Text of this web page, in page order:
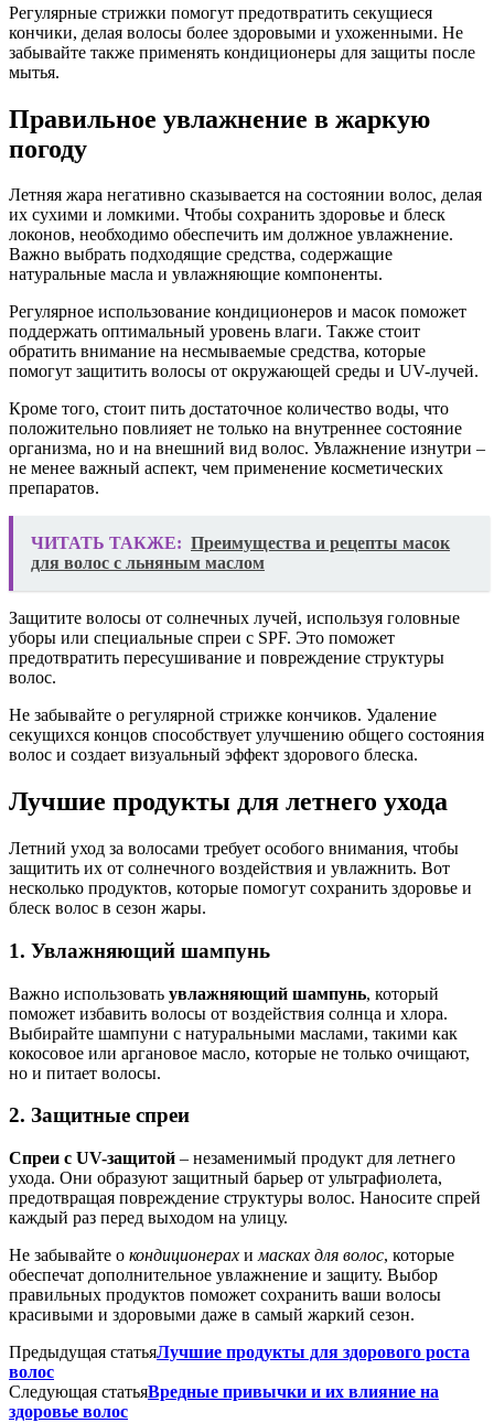
Регулярные стрижки помогут предотвратить секущиеся
кончики, делая волосы более здоровыми и ухоженными. Не
забывайте также применять кондиционеры для защиты после
мытья.
Правильное увлажнение в жаркую
погоду
Летняя жара негативно сказывается на состоянии волос, делая
их сухими и ломкими. Чтобы сохранить здоровье и блеск
локонов, необходимо обеспечить им должное увлажнение.
Важно выбрать подходящие средства, содержащие
натуральные масла и увлажняющие компоненты.
Регулярное использование кондиционеров и масок поможет
поддержать оптимальный уровень влаги. Также стоит
обратить внимание на несмываемые средства, которые
помогут защитить волосы от окружающей среды и UV-лучей.
Кроме того, стоит пить достаточное количество воды, что
положительно повлияет не только на внутреннее состояние
организма, но и на внешний вид волос. Увлажнение изнутри –
не менее важный аспект, чем применение косметических
препаратов.
ЧИТАТЬ ТАКЖЕ: Преимущества и рецепты масок
для волос с льняным маслом
Защитите волосы от солнечных лучей, используя головные
уборы или специальные спреи с SPF. Это поможет
предотвратить пересушивание и повреждение структуры
волос.
Не забывайте о регулярной стрижке кончиков. Удаление
секущихся концов способствует улучшению общего состояния
волос и создает визуальный эффект здорового блеска.
Лучшие продукты для летнего ухода
Летний уход за волосами требует особого внимания, чтобы
защитить их от солнечного воздействия и увлажнить. Вот
несколько продуктов, которые помогут сохранить здоровье и
блеск волос в сезон жары.
1. Увлажняющий шампунь
Важно использовать увлажняющий шампунь, который
поможет избавить волосы от воздействия солнца и хлора.
Выбирайте шампуни с натуральными маслами, такими как
кокосовое или аргановое масло, которые не только очищают,
но и питает волосы.
2. Защитные спреи
Спреи с UV-защитой – незаменимый продукт для летнего
ухода. Они образуют защитный барьер от ультрафиолета,
предотвращая повреждение структуры волос. Наносите спрей
каждый раз перед выходом на улицу.
Не забывайте о кондиционерах и масках для волос, которые
обеспечат дополнительное увлажнение и защиту. Выбор
правильных продуктов поможет сохранить ваши волосы
красивыми и здоровыми даже в самый жаркий сезон.
Предыдущая статьяЛучшие продукты для здорового роста
волос
Следующая статьяВредные привычки и их влияние на
здоровье волос